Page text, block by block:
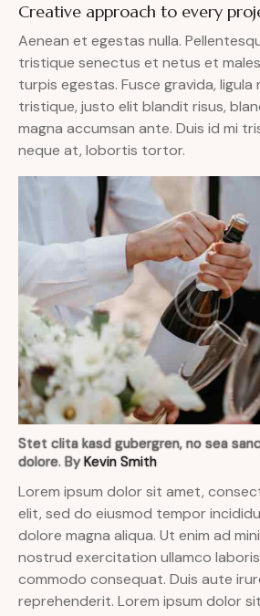
Creative approach to every
Aenean et egestas nulla.
tristique senectus et netus et
turpis egestas. Fusce gravida, ligula
tristique, justo elit blandit risus,
magna accumsan ante. Duis id mi
neque at, lobortis tortor.
Stet clita kasd gubergren, no sea
dolore. ByKevin Smith
Lorem ipsum dolor sit amet,
elit, sed do eiusmod tempor
dolore magna aliqua. Ut enim ad
nostrud exercitation ullamco
commodo consequat. Duis aute
reprehenderit. Lorem ipsum dolor